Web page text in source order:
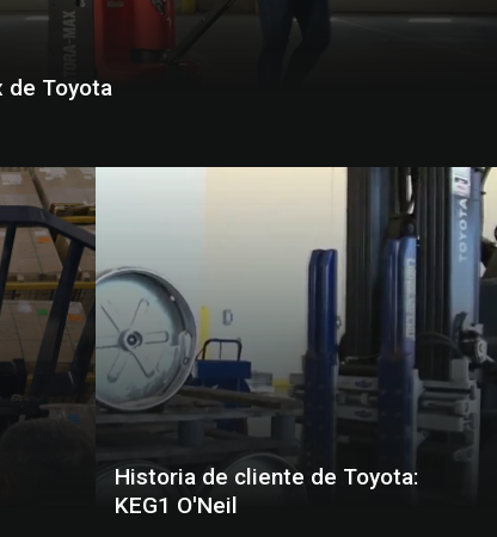
de Toyota
Historia de cliente de Toyota:
KEG1 O'Neil